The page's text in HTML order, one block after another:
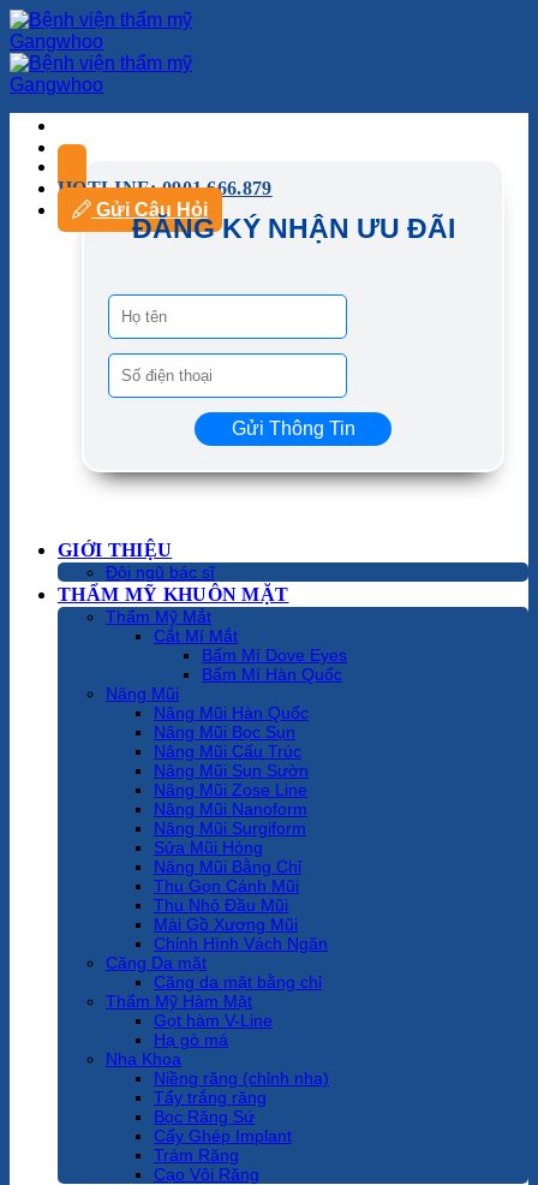
HOTLINE: 0901.666.879
Gửi Câu Hỏi
ĐĂNG KÝ NHẬN ƯU ĐÃI
Gửi Thông Tin
GIỚI THIỆU
Đội ngũ bác sĩ
THẨM MỸ KHUÔN MẶT
Thẩm Mỹ Mắt
Cắt Mí Mắt
Bấm Mí Dove Eyes
Bấm Mí Hàn Quốc
Nâng Mũi
Nâng Mũi Hàn Quốc
Nâng Mũi Bọc Sụn
Nâng Mũi Cấu Trúc
Nâng Mũi Sụn Sườn
Nâng Mũi Zose Line
Nâng Mũi Nanoform
Nâng Mũi Surgiform
Sửa Mũi Hỏng
Nâng Mũi Bằng Chỉ
Thu Gọn Cánh Mũi
Thu Nhỏ Đầu Mũi
Mài Gồ Xương Mũi
Chỉnh Hình Vách Ngăn
Căng Da mặt
Căng da mặt bằng chỉ
Thẩm Mỹ Hàm Mặt
Gọt hàm V-Line
Hạ gò má
Nha Khoa
Niềng răng (chỉnh nha)
Tẩy trắng răng
Bọc Răng Sứ
Cấy Ghép Implant
Trám Răng
Cạo Vôi Răng